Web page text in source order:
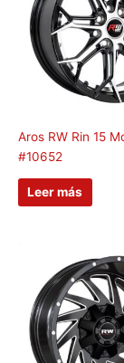
Aros RW Rin 15
#10652
Leer más